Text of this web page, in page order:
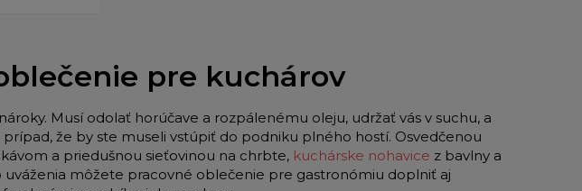
pre kuchárov
Musí odolať horúčave a rozpálenému oleju, udržať vás v suchu, a
že by ste museli vstúpiť do podniku plného hostí. Osvedčenou
a priedušnou sieťovinou na chrbte, kuchárske nohavice z bavlny a
uváženia môžete pracovné oblečenie pre gastronómiu doplniť aj